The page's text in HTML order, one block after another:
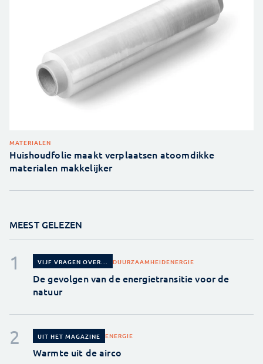
MATERIALEN
Huishoudfolie maakt verplaatsen atoomdikke
materialen makkelijker
MEEST GELEZEN
VIJF VRAGEN OVER... DUURZAAMHEIDENERGIE
De gevolgen van de energietransitie voor de
natuur
UIT HET MAGAZINE ENERGIE
Warmte uit de airco